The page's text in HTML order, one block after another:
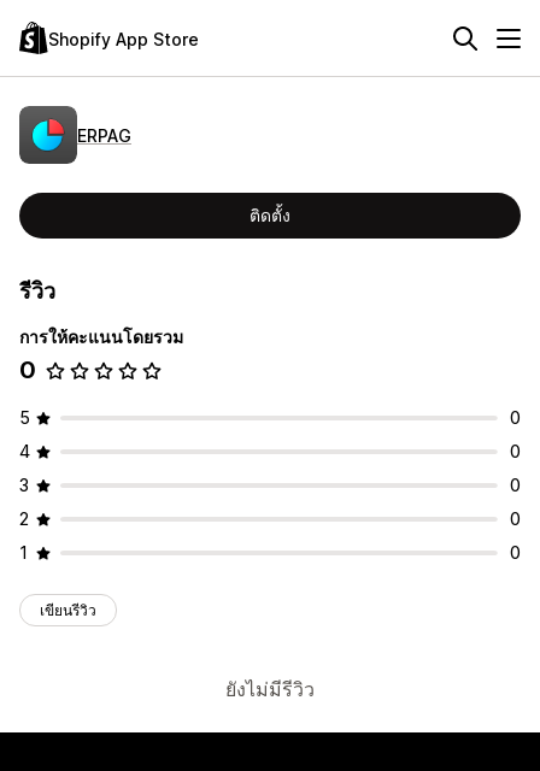
Shopify App Store
ERPAG
ติดตั้ง
รีวิว
การให้คะแนนโดยรวม
0
5
0
4
0
3
0
2
0
1
0
เขียนรีวิว
ยังไม่มีรีวิว